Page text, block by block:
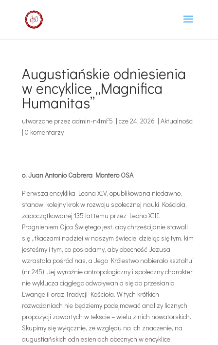
Augustiańskie odniesienia
w encyklice „Magnifica
Humanitas”
utworzone przez admin-n4mF5 | cze 24, 2026 | Aktualności
| 0 komentarzy
o. Juan Antonio Cabrera Montero OSA
Pierwsza encyklika Leona XIV, opublikowana niedawno,
stanowi kolejny krok w rozwoju społecznej nauki Kościoła,
zapoczątkowanej 135 lat temu przez Leona XIII.
Pragnieniem Ojca Świętego jest, aby chrześcijanie stawali
się „tkaczami nadziei w naszym świecie, dzieląc się tym, kim
jesteśmy i tym, co posiadamy, aby obecność Jezusa
wzrastała pośród nas, a Jego Królestwo nabierało kształtu”
(nr 245). Jej wyraźnie antropologiczny i społeczny charakter
nie wyklucza ciągłego odwoływania się do przesłania
Ewangelii oraz Tradycji Kościoła. W tych krótkich
rozważaniach nie będziemy podejmować analizy licznych
propozycji zawartych w tekście – wielu z nich nowatorskich.
Skupimy się wyłącznie, ze względu na ich znaczenie, na
augustiańskich odniesieniach obecnych w encyklice.